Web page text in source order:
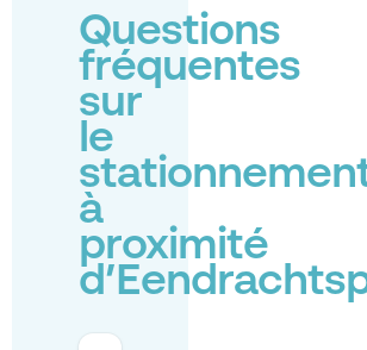
Questions
fréquentes
sur
le
à
proximité